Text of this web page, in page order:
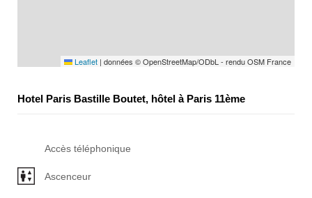
Leaflet | données © OpenStreetMap/ODbL - rendu OSM France
Hotel Paris Bastille Boutet, hôtel à Paris 11ème
Accès téléphonique
Ascenceur